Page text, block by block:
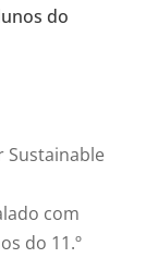
do
Sustainable
com
do 11.º